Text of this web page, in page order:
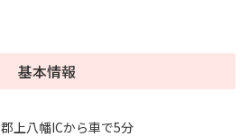
基本情報
郡上八幡ICから車で5分